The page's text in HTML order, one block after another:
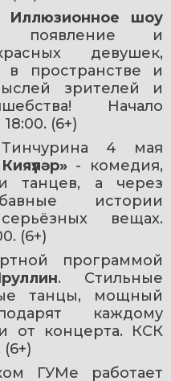
Иллюзионное шоу
появление и
девушек,
пространстве и
зрителей и
Начало
(6+)
- комедия,
танцев, а через
истории
вещах.
(6+)
программой
. Стильные
танцы, мощный
каждому
от концерта. КСК